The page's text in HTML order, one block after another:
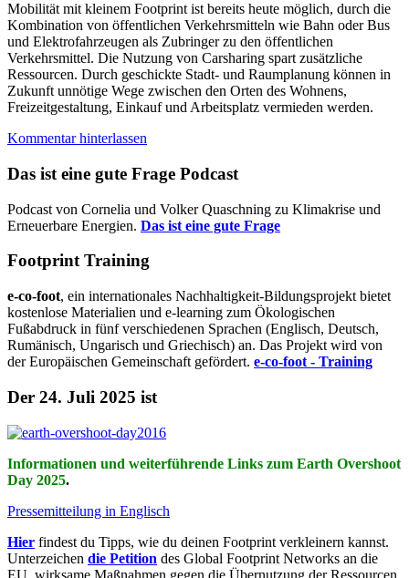
Mobilität mit kleinem Footprint ist bereits heute möglich, durch die
Kombination von öffentlichen Verkehrsmitteln wie Bahn oder Bus
und Elektrofahrzeugen als Zubringer zu den öffentlichen
Verkehrsmittel. Die Nutzung von Carsharing spart zusätzliche
Ressourcen. Durch geschickte Stadt- und Raumplanung können in
Zukunft unnötige Wege zwischen den Orten des Wohnens,
Freizeitgestaltung, Einkauf und Arbeitsplatz vermieden werden.
Kommentar hinterlassen
Das ist eine gute Frage Podcast
Podcast von Cornelia und Volker Quaschning zu Klimakrise und
Erneuerbare Energien. Das ist eine gute Frage
Footprint Training
e-co-foot, ein internationales Nachhaltigkeit-Bildungsprojekt bietet
kostenlose Materialien und e-learning zum Ökologischen
Fußabdruck in fünf verschiedenen Sprachen (Englisch, Deutsch,
Rumänisch, Ungarisch und Griechisch) an. Das Projekt wird von
der Europäischen Gemeinschaft gefördert. e-co-foot - Training
Der 24. Juli 2025 ist
Informationen und weiterführende Links zum Earth Overshoot
Day 2025.
Pressemitteilung in Englisch
Hier findest du Tipps, wie du deinen Footprint verkleinern kannst.
Unterzeichen die Petition des Global Footprint Networks an die
EU, wirksame Maßnahmen gegen die Übernutzung der Ressourcen